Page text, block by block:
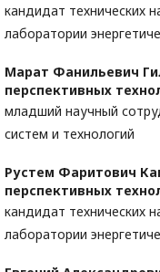
кандидат технических
лаборатории
Марат Фанильевич
перспективных
младший научный
систем и технологий
Рустем Фаритович
перспективных
кандидат технических
лаборатории